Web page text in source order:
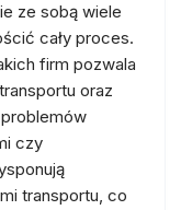
ze sobą wiele
cały proces.
firm pozwala
oraz
czy
transportu, co